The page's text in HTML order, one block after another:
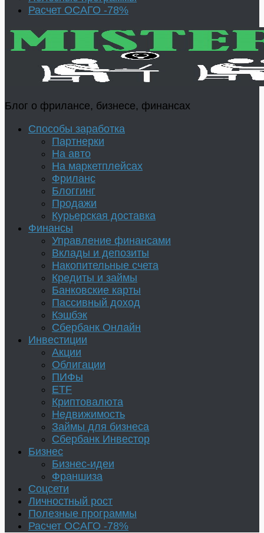
Расчет ОСАГО -78%
Блог о фрилансе, бизнесе, финансах
Способы заработка
Партнерки
На авто
На маркетплейсах
Фриланс
Блоггинг
Продажи
Курьерская доставка
Финансы
Управление финансами
Вклады и депозиты
Накопительные счета
Кредиты и займы
Банковские карты
Пассивный доход
Кэшбэк
Сбербанк Онлайн
Инвестиции
Акции
Облигации
ПИФы
ETF
Криптовалюта
Недвижимость
Займы для бизнеса
Сбербанк Инвестор
Бизнес
Бизнес-идеи
Франшиза
Соцсети
Личностный рост
Полезные программы
Расчет ОСАГО -78%